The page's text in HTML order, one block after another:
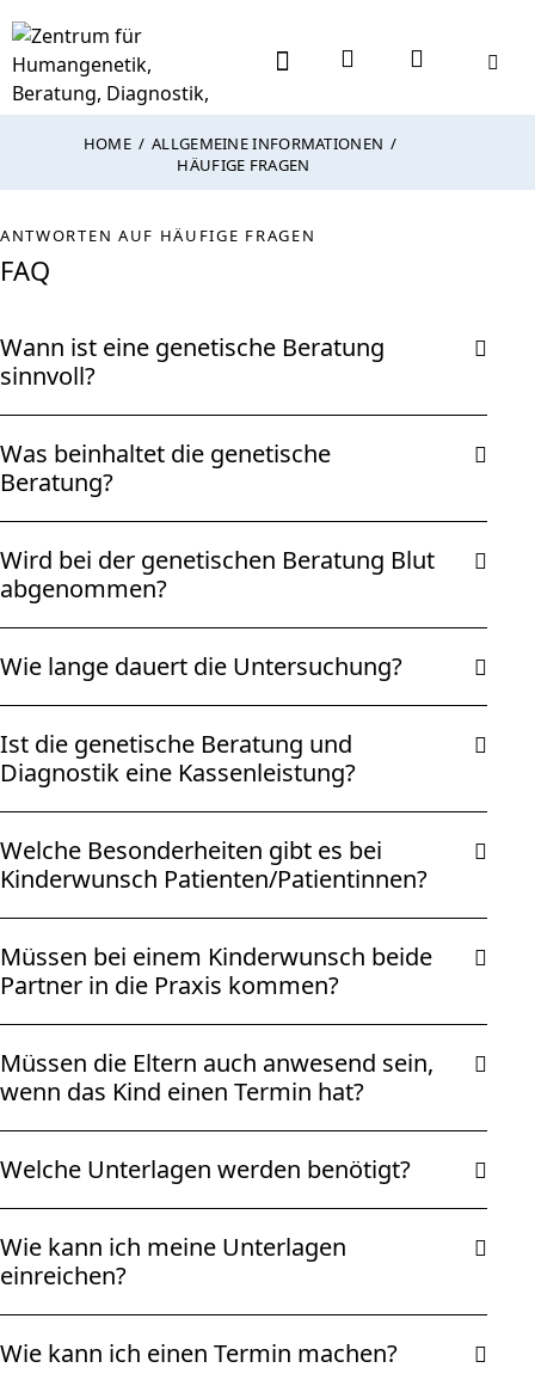
HOME
ALLGEMEINE INFORMATIONEN
HÄUFIGE FRAGEN
ANTWORTEN AUF HÄUFIGE FRAGEN
FAQ
Wann ist eine genetische Beratung
sinnvoll?
Was beinhaltet die genetische
Beratung?
Wird bei der genetischen Beratung Blut
abgenommen?
Wie lange dauert die Untersuchung?
Ist die genetische Beratung und
Diagnostik eine Kassenleistung?
Welche Besonderheiten gibt es bei
Kinderwunsch Patienten/Patientinnen?
Müssen bei einem Kinderwunsch beide
Partner in die Praxis kommen?
Müssen die Eltern auch anwesend sein,
wenn das Kind einen Termin hat?
Welche Unterlagen werden benötigt?
Wie kann ich meine Unterlagen
einreichen?
Wie kann ich einen Termin machen?